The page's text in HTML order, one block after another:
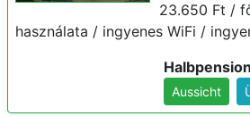
23.650 Ft /
használata / ingyenes WiFi /
Halbpension
Aussicht